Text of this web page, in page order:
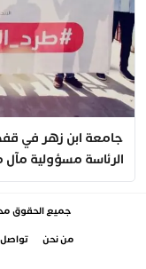
جامعة ابن زهر في
الرئاسة مسؤولية
جميع الحقوق
من نحن تواصل